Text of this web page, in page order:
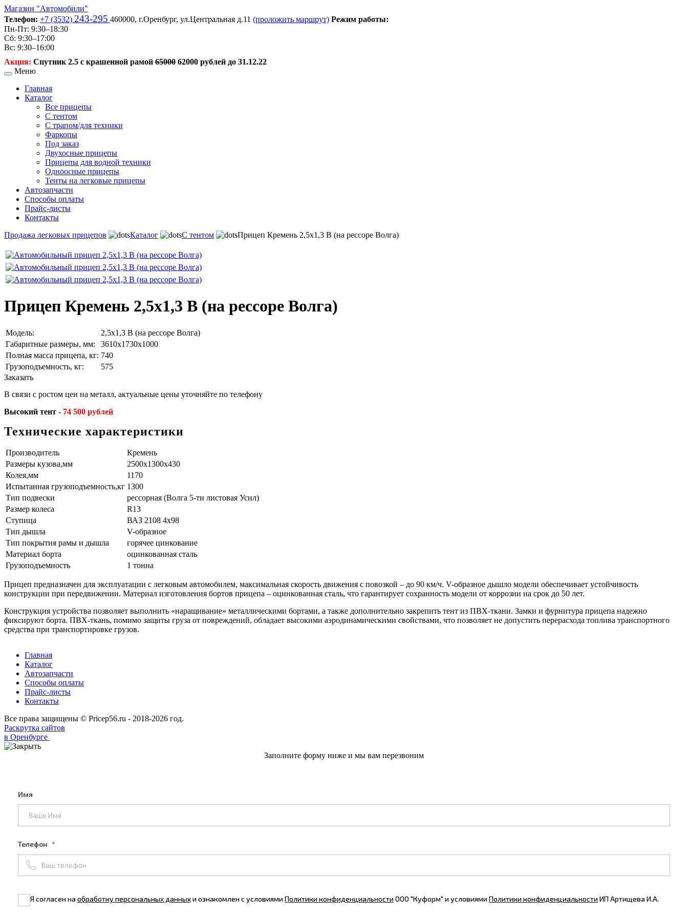
Магазин "Автомобили"
Телефон: +7 (3532) 243-295 460000, г.Оренбург, ул.Центральная д.11 (проложить маршрут) Режим работы:
Пн-Пт: 9:30–18:30
Сб: 9:30–17:00
Вс: 9:30–16:00
Акция: Спутник 2.5 с крашенной рамой 65000 62000 рублей до 31.12.22
Меню
Главная
Каталог
Все прицепы
С тентом
С трапом/для техники
Фаркопы
Под заказ
Двухосные прицепы
Прицепы для водной техники
Одноосные прицепы
Тенты на легковые прицепы
Автозапчасти
Способы оплаты
Прайс-листы
Контакты
Продажа легковых прицепов
Каталог С тентом Прицеп Кремень 2,5х1,3 В (на рессоре Волга)
Прицеп Кремень 2,5х1,3 В (на рессоре Волга)
Модель:
2,5х1,3 В (на рессоре Волга)
Габаритные размеры, мм:
3610х1730х1000
Полная масса прицепа, кг: 740
Грузоподъемность, кг:
575
Заказать
В связи с ростом цен на металл, актуальные цены уточняйте по телефону
Высокий тент - 74 500 рублей
Технические характеристики
Производитель
Кремень
Размеры кузова,мм
2500х1300х430
Колея,мм
1170
Испытанная грузоподъемность,кг 1300
Тип подвески
рессорная (Волга 5-ти листовая Усил)
Размер колеса
R13
Ступица
ВАЗ 2108 4х98
Тип дышла
V-образное
Тип покрытия рамы и дышла
горячее цинкование
Материал борта
оцинкованная сталь
Грузоподъемность
1 тонна
Прицеп предназначен для эксплуатации с легковым автомобилем, максимальная скорость движения с повозкой – до 90 км/ч. V-образное дышло модели обеспечивает устойчивость
конструкции при передвижении. Материал изготовления бортов прицепа – оцинкованная сталь, что гарантирует сохранность модели от коррозии на срок до 50 лет.
Конструкция устройства позволяет выполнить «наращивание» металлическими бортами, а также дополнительно закрепить тент из ПВХ-ткани. Замки и фурнитура прицепа надежно
фиксируют борта. ПВХ-ткань, помимо защиты груза от повреждений, обладает высокими аэродинамическими свойствами, что позволяет не допустить перерасхода топлива транспортного
средства при транспортировке грузов.
Главная
Каталог
Автозапчасти
Способы оплаты
Прайс-листы
Контакты
Все права защищены © Pricep56.ru - 2018-2026 год.
Раскрутка сайтов
в Оренбурге
Заполните форму ниже и мы вам перезвоним
Имя
Телефон
Я согласен наобработку персональных данныхи ознакомлен с условиямиПолитики конфиденциальностиООО "Куформ" и условиямиПолитики конфиденциальностиИП Артищева И.А.